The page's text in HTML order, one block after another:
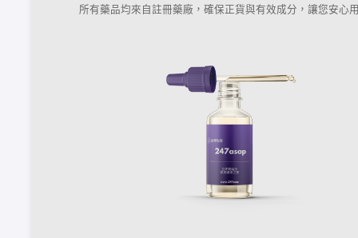
所有藥品均來自註冊藥廠，確保正貨與有效成分，讓您安心